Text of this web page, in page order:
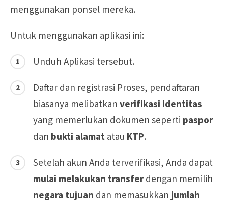
menggunakan ponsel mereka.
Untuk menggunakan aplikasi ini:
Unduh Aplikasi tersebut.
Daftar dan registrasi Proses, pendaftaran
biasanya melibatkan verifikasi identitas
yang memerlukan dokumen seperti paspor
dan bukti alamat atau KTP.
Setelah akun Anda terverifikasi, Anda dapat
mulai melakukan transferdengan memilih
negara tujuan dan memasukkan jumlah